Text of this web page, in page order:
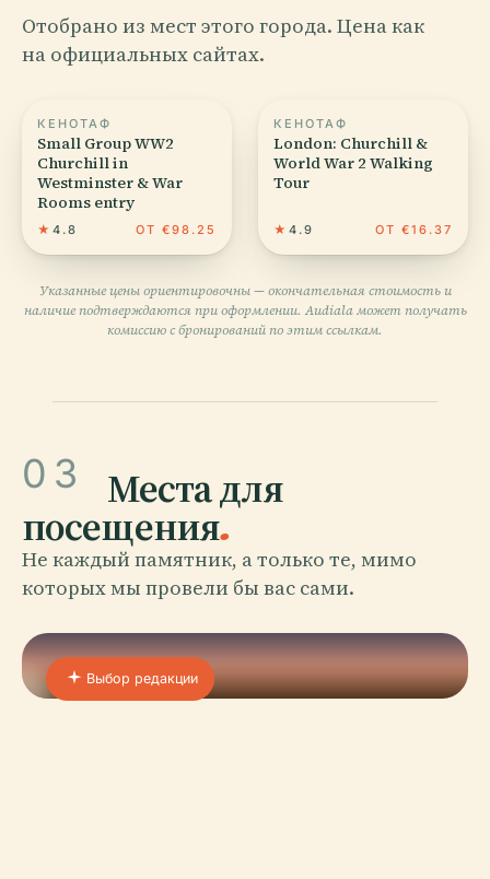
Отобрано из мест этого города. Цена как
на официальных сайтах.
КЕНОТАФ
Small Group WW2
Churchill in
Westminster & War
Rooms entry
★ 4.8 ОТ €98.25
КЕНОТАФ
London: Churchill &
World War 2 Walking
Tour
★ 4.9 ОТ €16.37
Указанные цены ориентировочны — окончательная стоимость и
наличие подтверждаются при оформлении. Audiala может получать
комиссию с бронирований по этим ссылкам.
03 Места для
посещения.
Не каждый памятник, а только те, мимо
которых мы провели бы вас сами.
Выбор редакции